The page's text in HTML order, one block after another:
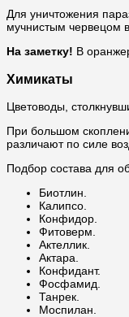
Для уничтожения
мучнистым червецом
На заметку! В
Химикаты
Цветоводы,
При большом
различают по силе
Подбор состава для
Биотлин.
Калипсо.
Конфидор.
Фитоверм.
Актеллик.
Актара.
Конфидант.
Фосфамид.
Танрек.
Моспилан.